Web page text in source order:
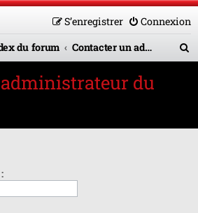
Connexion
S’enregistrer
du forum Contacter un administrateur du forum
e
du